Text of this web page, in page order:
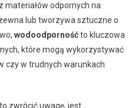
materiałów odpornych na
lub tworzywa sztuczne o
wodoodpornośćto kluczowa
które mogą wykorzystywać
czy w trudnych warunkach
zwrócić uwagę, jest